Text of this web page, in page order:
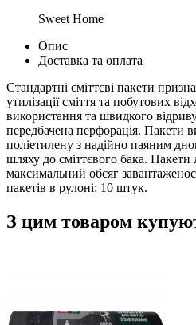
Sweet Home
Опис
Доставка та оплата
Стандартні сміттєві пакети
утилізації сміття та побутових
використання та швидкого
передбачена перфорація. Пакети
поліетилену з надійно паяним
шляху до сміттєвого бака. Пакети
максимальний обсяг
пакетів в рулоні: 10 штук.
З цим товаром